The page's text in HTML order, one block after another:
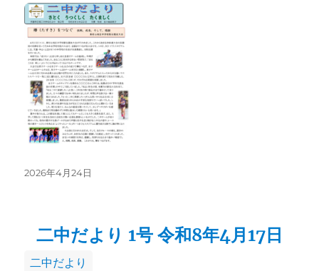
ゴ
リ
ー
投
2026年4月24日
二中だより 1号 令和8年4月17日
カ
二中だより